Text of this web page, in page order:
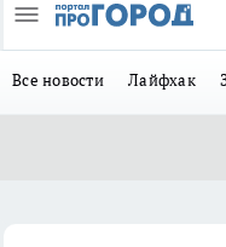
Все новости Лайфхак